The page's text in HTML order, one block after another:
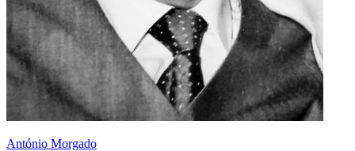
António Morgado